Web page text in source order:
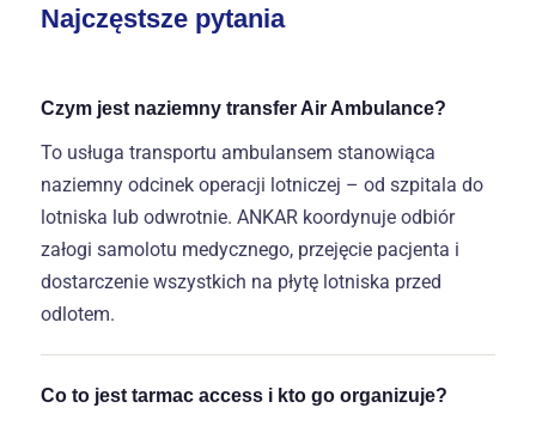
Najczęstsze pytania
Czym jest naziemny transfer Air Ambulance?
To usługa transportu ambulansem stanowiąca
naziemny odcinek operacji lotniczej – od szpitala do
lotniska lub odwrotnie. ANKAR koordynuje odbiór
załogi samolotu medycznego, przejęcie pacjenta i
dostarczenie wszystkich na płytę lotniska przed
odlotem.
Co to jest tarmac access i kto go organizuje?